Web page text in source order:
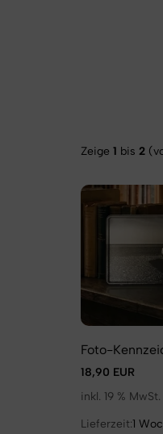
Zeige 1 bis 2
Foto-
18,90 EUR
inkl. 19 %
Lieferzeit:1